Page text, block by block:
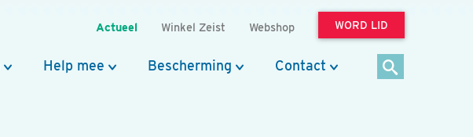
Actueel Winkel Zeist Webshop WORD LID
Help mee Bescherming Contact